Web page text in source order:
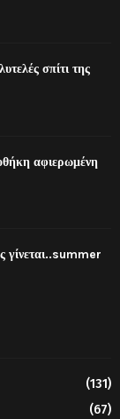
σπίτι της
αφιερωμένη
γίνεται..summer
(131)
(67)